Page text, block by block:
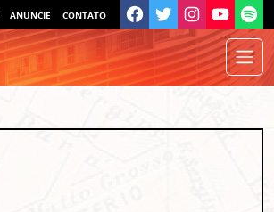
ANUNCIE CONTATO